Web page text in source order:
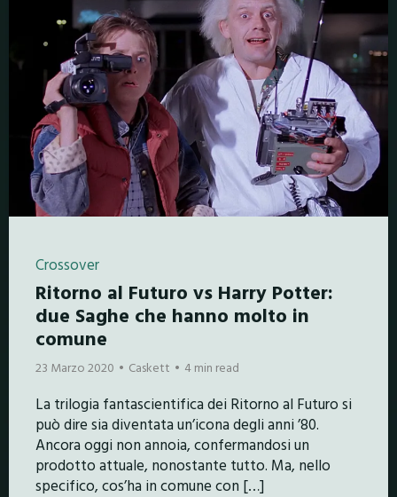
Crossover
Ritorno al Futuro vs Harry Potter:
due Saghe che hanno molto in
comune
23 Marzo 2020 Caskett 4 min read
La trilogia fantascientifica dei Ritorno al Futuro si
può dire sia diventata un’icona degli anni ’80.
Ancora oggi non annoia, confermandosi un
prodotto attuale, nonostante tutto. Ma, nello
specifico, cos’ha in comune con […]